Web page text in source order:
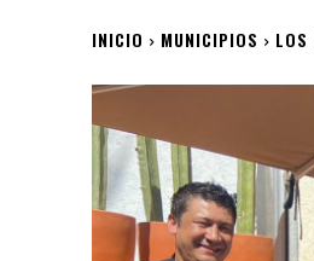
INICIO MUNICIPIOS LOS